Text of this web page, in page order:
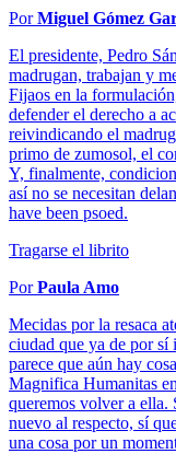
PorMiguel Gómez
El presidente, Pedro
madrugan, trabajan y
Fijaos en la
defender el derecho a
reivindicando el
primo de zumosol, el
Y, finalmente,
así no se necesitan
have been psoed.
Tragarse el librito
PorPaula Amo
Mecidas por la resaca
ciudad que ya de por sí
parece que aún hay
Magnifica Humanitas
queremos volver a ella.
nuevo al respecto, sí
una cosa por un